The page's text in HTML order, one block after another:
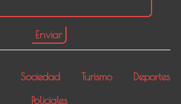
Sociedad Turismo
Deportes
Policiales